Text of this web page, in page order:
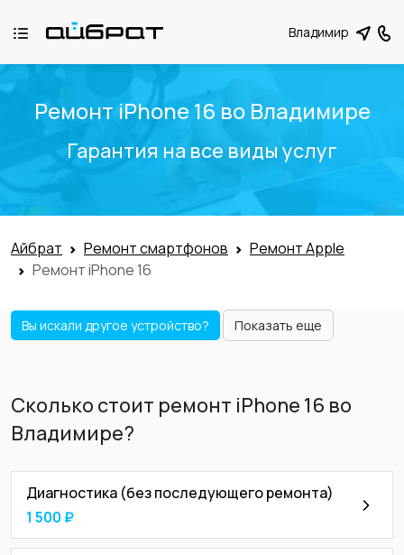
Владимир
Ремонт iPhone 16 во Владимире
Гарантия на все виды услуг
Айбрат Ремонт смартфонов
Ремонт Apple
Ремонт iPhone 16
Вы искали другое устройство? Показать еще
Сколько стоит ремонт iPhone 16 во
Владимире?
Диагностика (без последующего ремонта)
1 500 ₽